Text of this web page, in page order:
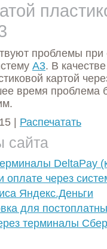
проблемы
A3. В
картой
время проблема
| Распечатать
сайта
DeltaPay
через
Яндекс.Деньги
для
терминалы